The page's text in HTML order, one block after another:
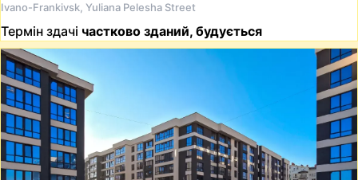
Ivano-Frankivsk, Yuliana Pelesha Street
Термін здачі частково зданий, будується